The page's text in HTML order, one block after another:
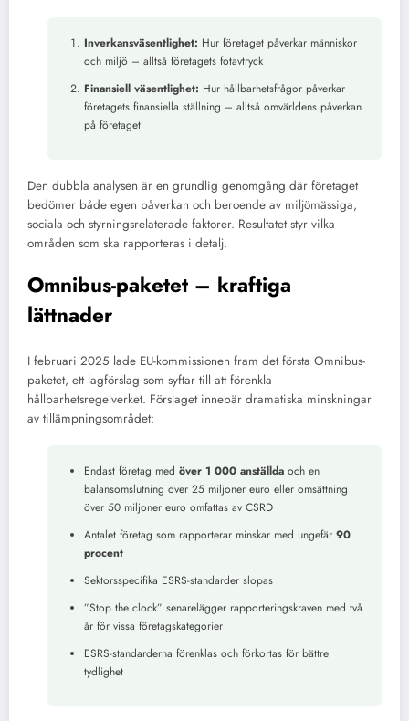
Inverkansväsentlighet: Hur företaget påverkar människor
och miljö – alltså företagets fotavtryck
Finansiell väsentlighet: Hur hållbarhetsfrågor påverkar
företagets finansiella ställning – alltså omvärldens påverkan
på företaget
Den dubbla analysen är en grundlig genomgång där företaget
bedömer både egen påverkan och beroende av miljömässiga,
sociala och styrningsrelaterade faktorer. Resultatet styr vilka
områden som ska rapporteras i detalj.
Omnibus-paketet – kraftiga
lättnader
I februari 2025 lade EU-kommissionen fram det första Omnibus-
paketet, ett lagförslag som syftar till att förenkla
hållbarhetsregelverket. Förslaget innebär dramatiska minskningar
av tillämpningsområdet:
Endast företag med över 1 000 anställda och en
balansomslutning över 25 miljoner euro eller omsättning
över 50 miljoner euro omfattas av CSRD
Antalet företag som rapporterar minskar med ungefär 90
procent
Sektorsspecifika ESRS-standarder slopas
”Stop the clock” senarelägger rapporteringskraven med två
år för vissa företagskategorier
ESRS-standarderna förenklas och förkortas för bättre
tydlighet